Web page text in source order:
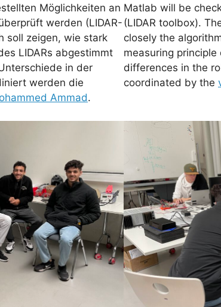
Möglichkeiten an
werden (LIDAR-
soll zeigen, wie stark
LIDARs abgestimmt
in der
werden die
Ammad.
Matlab will be
(LIDAR toolbox).
closely the
measuring
differences in the
coordinated by the